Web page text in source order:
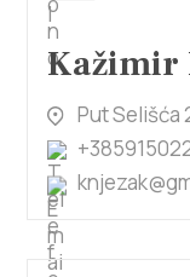
Kažimir
Put Selišća